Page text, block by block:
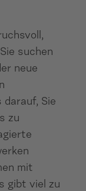
suchen
neue
darauf, Sie
zu
mit
gibt viel zu